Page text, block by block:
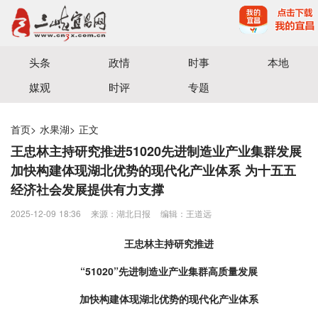
宜昌三峡融媒体中心主办
头条 政情 时事
本地
媒观
时评 专题
首页> 水果湖> 正文
王忠林主持研究推进51020先进制造业产业集群发展
加快构建体现湖北优势的现代化产业体系 为十五五
经济社会发展提供有力支撑
2025-12-09 18:36 来源：湖北日报 编辑：王道远
王忠林主持研究推进
“51020”先进制造业产业集群高质量发展
加快构建体现湖北优势的现代化产业体系